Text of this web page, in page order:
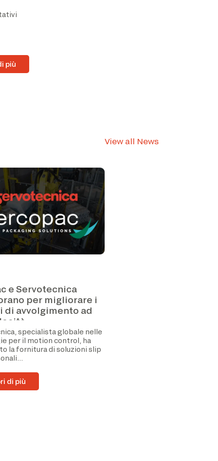
più
View all News
e Servotecnica
per migliorare i
di avvolgimento ad
specialista globale nelle
per il motion control, ha
la fornitura di soluzioni slip
di più